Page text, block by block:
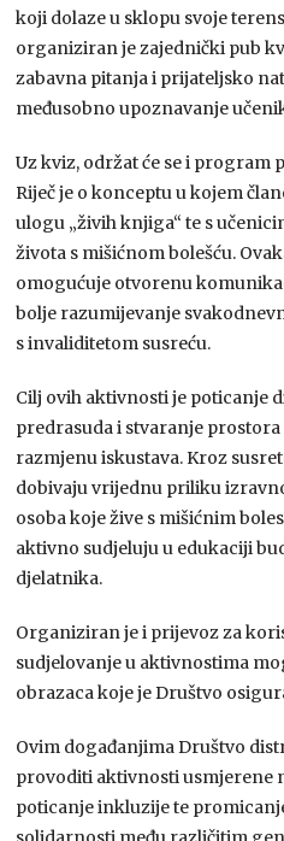
koji dolaze u sklopu svoje
organiziran je zajednički pub
zabavna pitanja i prijateljsko
međusobno upoznavanje
Uz kviz, održat će se i program
Riječ je o konceptu u kojem
ulogu „živih knjiga“ te s
života s mišićnom bolešću.
omogućuje otvorenu
bolje razumijevanje
s invaliditetom susreću.
Cilj ovih aktivnosti je poticanje
predrasuda i stvaranje
razmjenu iskustava. Kroz
dobivaju vrijednu priliku
osoba koje žive s mišićnim
aktivno sudjeluju u edukaciji
djelatnika.
Organiziran je i prijevoz za
sudjelovanje u aktivnostima
obrazaca koje je Društvo
Ovim događanjima Društvo
provoditi aktivnosti usmjerene
poticanje inkluzije te